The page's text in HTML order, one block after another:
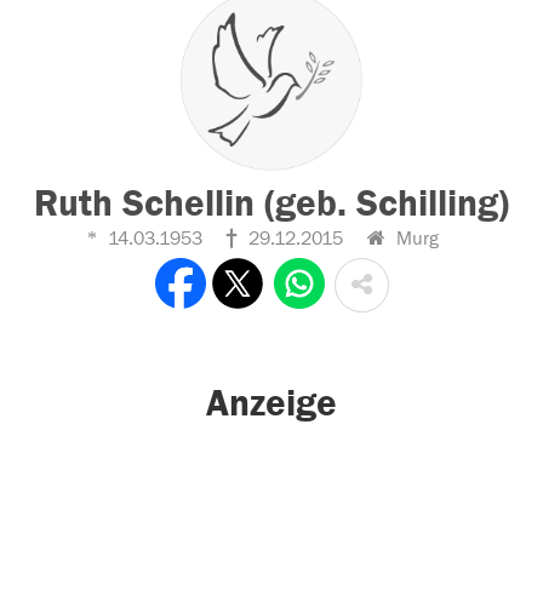
Ruth Schellin (geb. Schilling)
14.03.1953 29.12.2015 Murg
Anzeige